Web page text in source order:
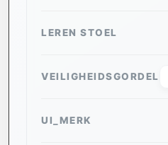
LEREN STOEL
VEILIGHEIDSGORDEL
UI_MERK